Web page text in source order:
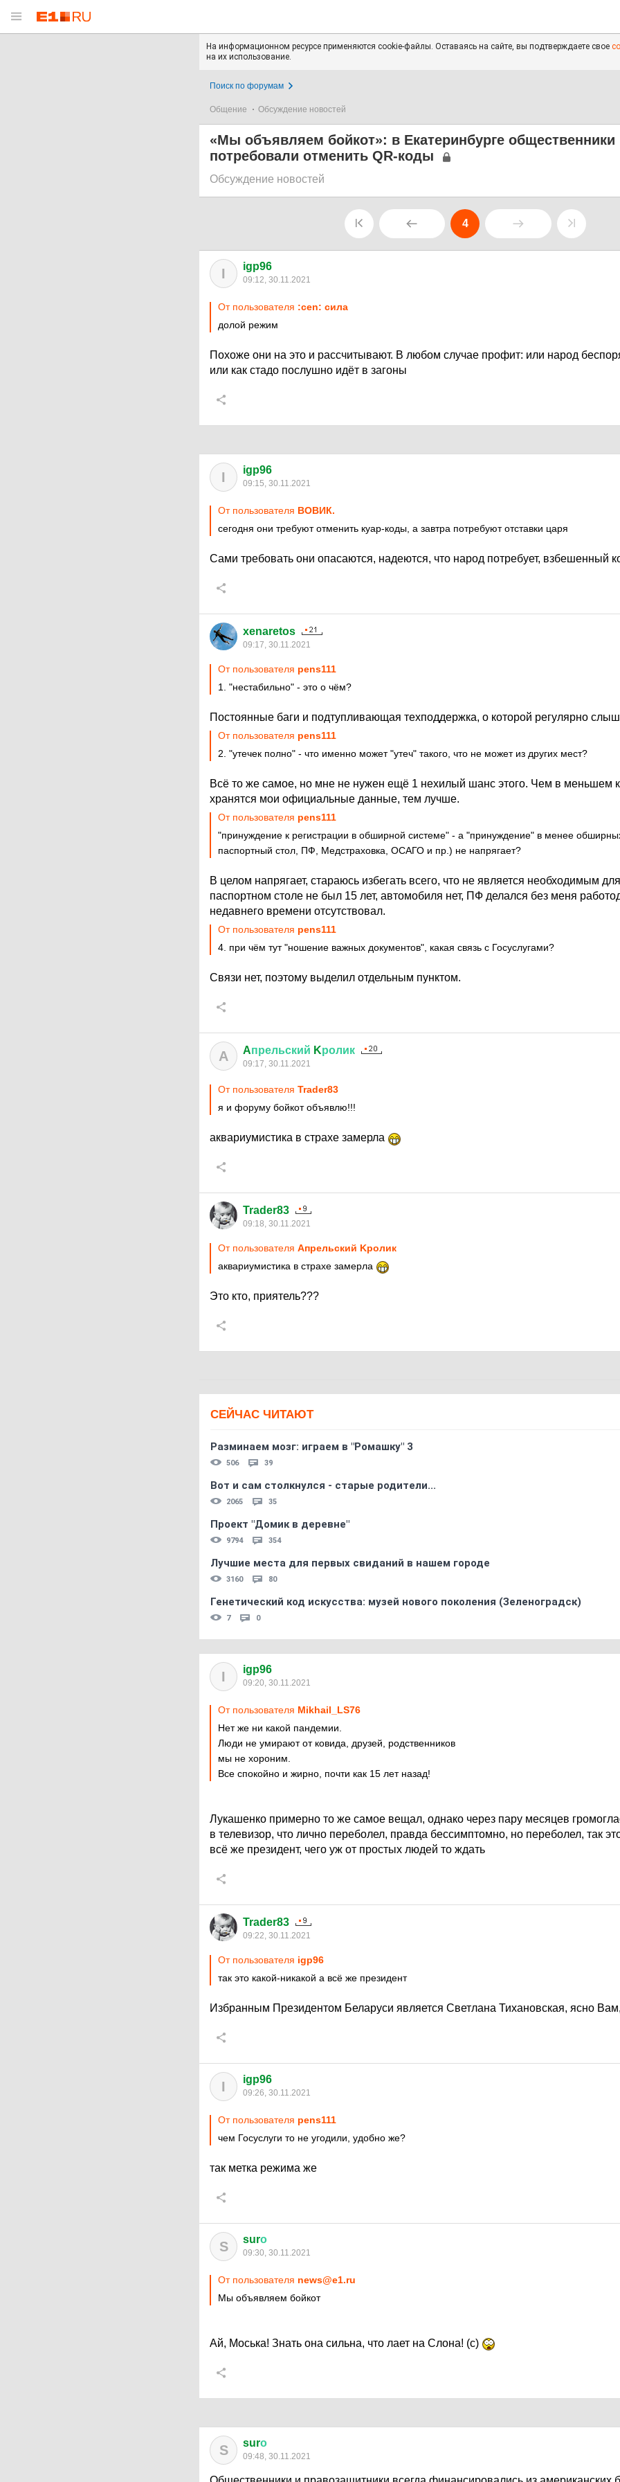
На информационном ресурсе применяются cookie-файлы. Оставаясь на сайте, вы подтверждаете свое
на их использование.
Поиск по форумам
Общение Обсуждение новостей
«Мы объявляем бойкот»: в Екатеринбурге общественники
потребовали отменить QR-коды
Обсуждение новостей
4
I igp96
09:12, 30.11.2021
От пользователя :cen: сила
долой режим
Похоже они на это и рассчитывают. В любом случае профит: или народ
или как стадо послушно идёт в загоны
I igp96
09:15, 30.11.2021
От пользователя ВОВИК.
сегодня они требуют отменить куар-коды, а завтра потребуют отставки царя
Сами требовать они опасаются, надеются, что народ потребует, взбешенный
xenaretos
09:17, 30.11.2021
От пользователя pens111
1. "нестабильно" - это о чём?
Постоянные баги и подтупливающая техподдержка, о которой регулярно
От пользователя pens111
2. "утечек полно" - что именно может "утеч" такого, что не может из других мест?
Всё то же самое, но мне не нужен ещё 1 нехилый шанс этого. Чем в меньшем
хранятся мои официальные данные, тем лучше.
От пользователя pens111
"принуждение к регистрации в обширной системе" - а "принуждение" в менее
паспортный стол, ПФ, Медстраховка, ОСАГО и пр.) не напрягает?
В целом напрягает, стараюсь избегать всего, что не является необходимым
паспортном столе не был 15 лет, автомобиля нет, ПФ делался без меня
недавнего времени отсутствовал.
От пользователя pens111
4. при чём тут "ношение важных документов", какая связь с Госуслугами?
Связи нет, поэтому выделил отдельным пунктом.
A Aпрельский Kролик
09:17, 30.11.2021
От пользователя Trader83
я и форуму бойкот объявлю!!!
аквариумистика в страхе замерла
Trader83
09:18, 30.11.2021
От пользователя Aпрельский Kролик
аквариумистика в страхе замерла
Это кто, приятель???
СЕЙЧАС ЧИТАЮТ
Разминаем мозг: играем в "Ромашку" 3
506 39
Вот и сам столкнулся - старые родители...
2065 35
Проект "Домик в деревне"
9794 354
Лучшие места для первых свиданий в нашем городе
3160 80
Генетический код искусства: музей нового поколения (Зеленоградск)
7 0
I igp96
09:20, 30.11.2021
От пользователя Mikhail_LS76
Нет же ни какой пандемии.
Люди не умирают от ковида, друзей, родственников
мы не хороним.
Все спокойно и жирно, почти как 15 лет назад!
Лукашенко примерно то же самое вещал, однако через пару месяцев
в телевизор, что лично переболел, правда бессимптомно, но переболел, так
всё же президент, чего уж от простых людей то ждать
Trader83
09:22, 30.11.2021
От пользователя igp96
так это какой-никакой а всё же президент
Избранным Президентом Беларуси является Светлана Тихановская, ясно
I igp96
09:26, 30.11.2021
От пользователя pens111
чем Госуслуги то не угодили, удобно же?
так метка режима же
S surо
09:30, 30.11.2021
От пользователя news@e1.ru
Мы объявляем бойкот
Ай, Моська! Знать она сильна, что лает на Слона! (с)
S surо
09:48, 30.11.2021